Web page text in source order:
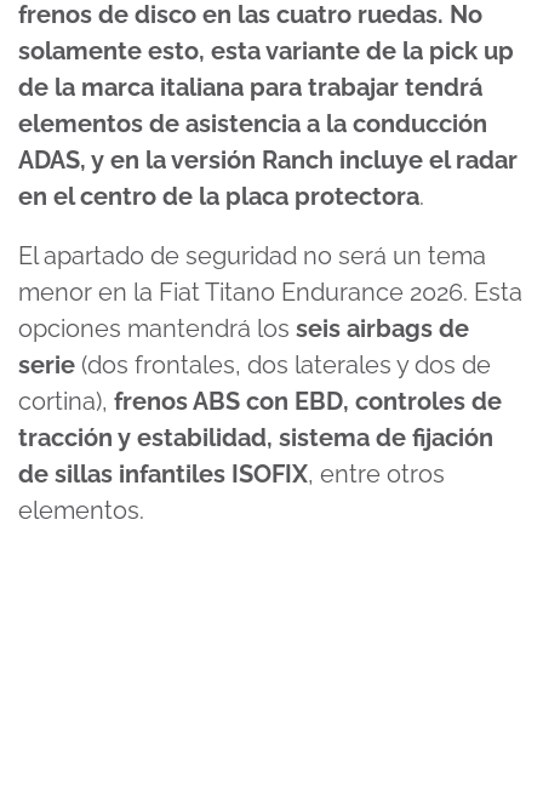
frenos de disco en las cuatro ruedas. No
solamente esto, esta variante de la pick up
de la marca italiana para trabajar tendrá
elementos de asistencia a la conducción
ADAS, y en la versión Ranch incluye el radar
en el centro de la placa protectora.
El apartado de seguridad no será un tema
menor en la Fiat Titano Endurance 2026. Esta
opciones mantendrá los seis airbags de
serie (dos frontales, dos laterales y dos de
cortina), frenos ABS con EBD, controles de
tracción y estabilidad, sistema de fijación
de sillas infantiles ISOFIX, entre otros
elementos.